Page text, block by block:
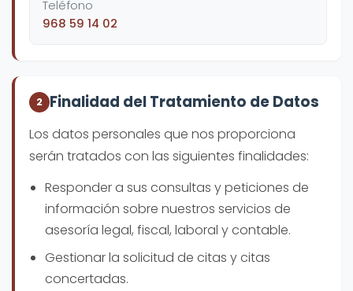
Teléfono
968 59 14 02
2 Finalidad del Tratamiento de Datos
Los datos personales que nos proporciona
serán tratados con las siguientes finalidades:
Responder a sus consultas y peticiones de
información sobre nuestros servicios de
asesoría legal, fiscal, laboral y contable.
Gestionar la solicitud de citas y citas
concertadas.